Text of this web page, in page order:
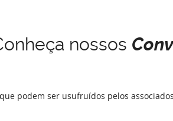
nossos
podem ser usufruídos pelos